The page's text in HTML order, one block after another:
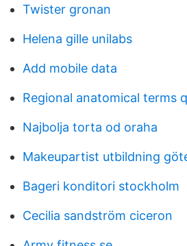
Twister gronan
Helena gille unilabs
Add mobile data
Regional anatomical terms
Najbolja torta od oraha
Makeupartist utbildning
Bageri konditori stockholm
Cecilia sandström ciceron